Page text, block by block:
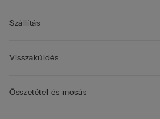
Szállítás
Visszaküldés
Összetétel és mosás